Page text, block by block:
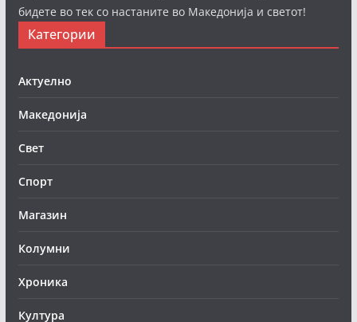
бидете во тек со настаните во Македонија и светот!
Категории
Актуелно
Македонија
Свет
Спорт
Магазин
Колумни
Хроника
Култура